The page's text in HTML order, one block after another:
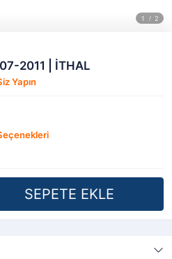
2011 | İTHAL
Yapın